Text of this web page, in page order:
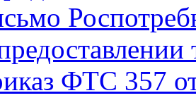
ФТС 357